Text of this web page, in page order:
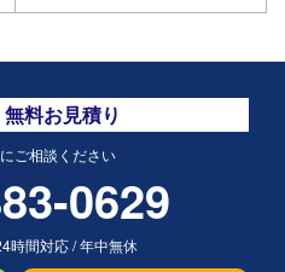
料お見積り
ご相談ください
0629
時間対応/年中無休